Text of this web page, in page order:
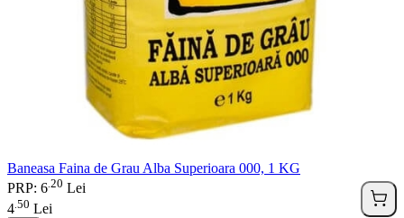
Baneasa Faina de Grau Alba Superioara 000, 1 KG
PRP: 6.20 Lei
4 50 Lei